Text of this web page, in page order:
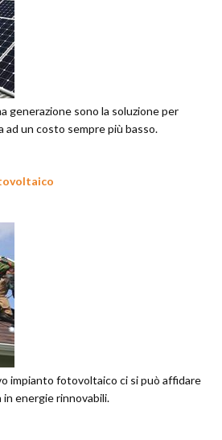
generazione sono la soluzione per
ad un costo sempre più basso.
impianto fotovoltaico ci si può affidare
in energie rinnovabili.